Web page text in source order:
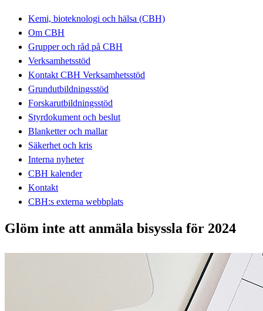
Kemi, bioteknologi och hälsa (CBH)
Om CBH
Grupper och råd på CBH
Verksamhetsstöd
Kontakt CBH Verksamhetsstöd
Grundutbildningsstöd
Forskarutbildningsstöd
Styrdokument och beslut
Blanketter och mallar
Säkerhet och kris
Interna nyheter
CBH kalender
Kontakt
CBH:s externa webbplats
Glöm inte att anmäla bisyssla för 2024